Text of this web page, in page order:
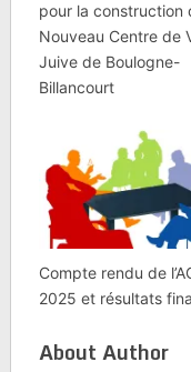
pour la construction
Nouveau Centre de
Juive de Boulogne-
Billancourt
Compte rendu de
2025 et résultats
About Author